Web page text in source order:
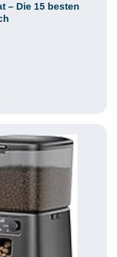
– Die 15 besten